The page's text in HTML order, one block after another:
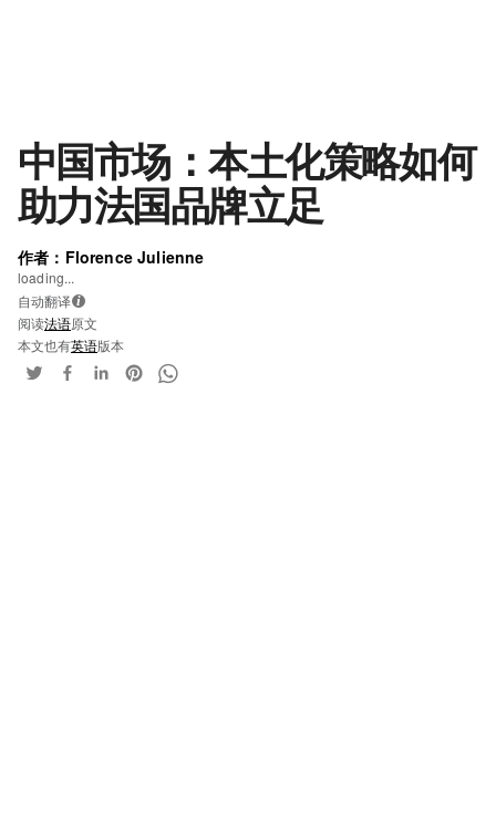
中国市场：本土化策略如何
助力法国品牌立足
作者：Florence Julienne
loading...
自动翻译 i
阅读法语原文
本文也有英语版本